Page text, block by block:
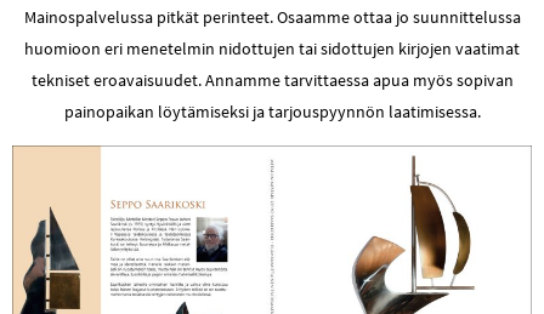
Mainospalvelussa pitkät perinteet. Osaamme ottaa jo suunnittelussa
huomioon eri menetelmin nidottujen tai sidottujen kirjojen vaatimat
tekniset eroavaisuudet. Annamme tarvittaessa apua myös sopivan
painopaikan löytämiseksi ja tarjouspyynnön laatimisessa.